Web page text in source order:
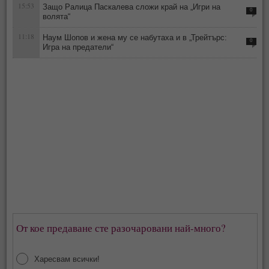
15:53
Защо Ралица Паскалева сложи край на „Игри на
волята“
0
11:18
Наум Шопов и жена му се набутаха и в „Трейтърс:
Игра на предатели“
0
От кое предаване сте разочаровани най-много?
Харесвам всички!